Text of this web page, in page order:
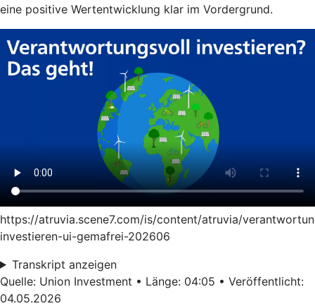
eine positive Wertentwicklung klar im Vordergrund.
https://atruvia.scene7.com/is/content/atruvia/
investieren-ui-gemafrei-202606
Transkript anzeigen
Quelle: Union Investment • Länge: 04:05 • Veröffentlicht:
04.05.2026